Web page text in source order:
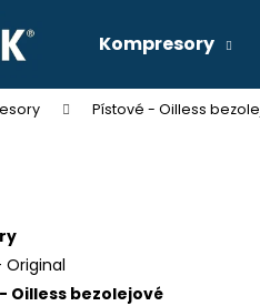
Kompresory
Pístové - Oilless
Oilless bezolejové